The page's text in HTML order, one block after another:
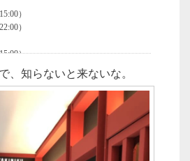
、知らないと来ないな。